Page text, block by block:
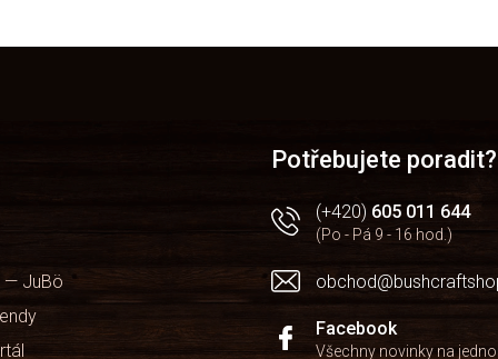
l
í
p
v
k
v
ý
i
— JuBö
Potřebujete poradit?
(+420) 605 011 644
(Po - Pá 9 - 16 hod.)
Facebook
Všechny novinky na